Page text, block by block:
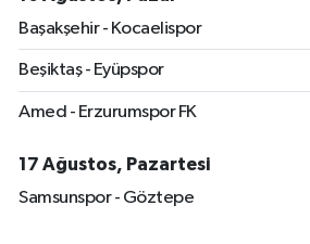
Başakşehir - Kocaelispor
Beşiktaş - Eyüpspor
Amed - Erzurumspor FK
17 Ağustos, Pazartesi
Samsunspor - Göztepe